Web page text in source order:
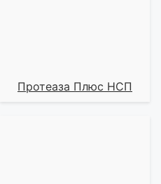
Протеаза Плюс НСП